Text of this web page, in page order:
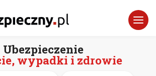
Ubezpieczenie
wypadki i zdrowie